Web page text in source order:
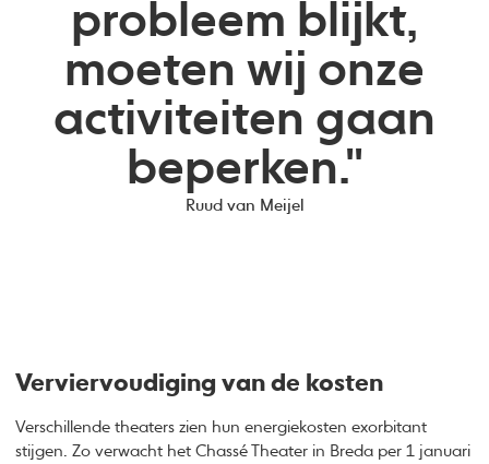
probleem blijkt,
moeten wij onze
activiteiten gaan
beperken."
Ruud van Meijel
Verviervoudiging van de kosten
Verschillende theaters zien hun energiekosten exorbitant
stijgen. Zo verwacht het Chassé Theater in Breda per 1 januari